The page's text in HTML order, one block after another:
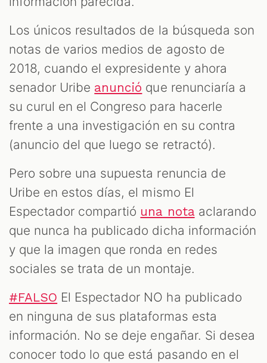
Los únicos resultados de la búsqueda son
notas de varios medios de agosto de
2018, cuando el expresidente y ahora
senador Uribe anunció que renunciaría a
su curul en el Congreso para hacerle
frente a una investigación en su contra
(anuncio del que luego se retractó).
Pero sobre una supuesta renuncia de
Uribe en estos días, el mismo El
Espectador compartió una notaaclarando
que nunca ha publicado dicha información
y que la imagen que ronda en redes
sociales se trata de un montaje.
#FALSO El Espectador NO ha publicado
en ninguna de sus plataformas esta
información. No se deje engañar. Si desea
conocer todo lo que está pasando en el